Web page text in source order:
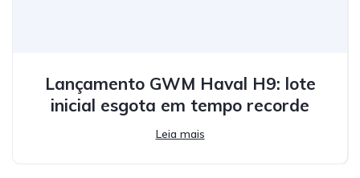
Lançamento GWM Haval H9: lote
inicial esgota em tempo recorde
Leia mais